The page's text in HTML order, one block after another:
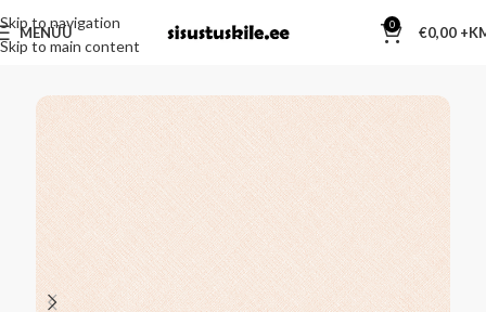
Skip to navigation
Skip to main content
MENÜÜ 0 €0,00